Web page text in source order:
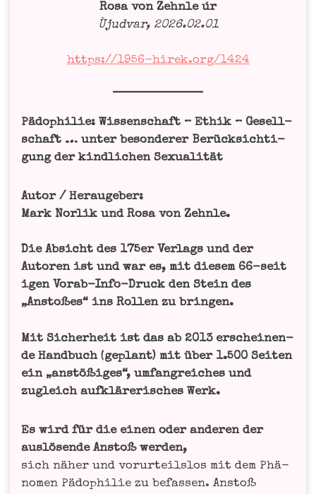
Rosa von Zehn­le úr
Ùjud­var, 2026.02.01
https://1956-hirek.org/1424
Pädo­phi­lie: Wis­sen­schaft – Ethik – Gesell­
schaft … unter beson­de­rer Berück­sich­ti­
gung der kind­li­chen Sexualität
Autor / Her­auge­ber:
Mark Nor­lik und Rosa von Zehnle.
Die Absicht des 175er Ver­lags und der
Autoren ist und war es, mit die­sem 66-sei­t
i­gen Vor­ab-Info-Druck den Stein des
„Ansto­ßes“ ins Rol­len zu bringen.
Mit Sicher­heit ist das ab 2013 erschei­nen­
de Hand­buch (geplant) mit über 1.500 Sei­ten
ein „anstö­ßi­ges“, umfang­rei­ches und
zugleich auf­klä­re­ri­sches Werk.
Es wird für die einen oder ande­ren der
aus­lö­sen­de Anstoß wer­den,
sich näher und vor­ur­teils­los mit dem Phä­
no­men Pädo­phi­lie zu befas­sen. Anstoß